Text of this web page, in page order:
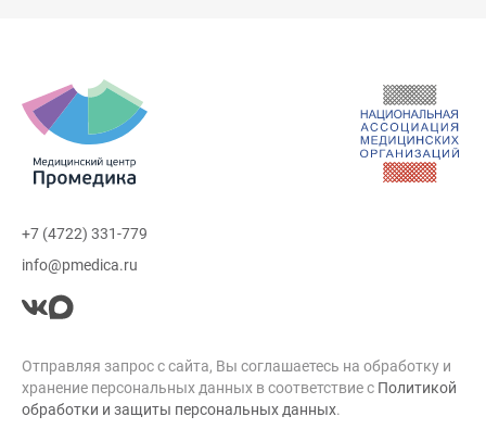
+7 (4722) 331-779
info@pmedica.ru
Отправляя запрос с сайта, Вы соглашаетесь на обработку и
хранение персональных данных в соответствие с Политикой
обработки и защиты персональных данных.